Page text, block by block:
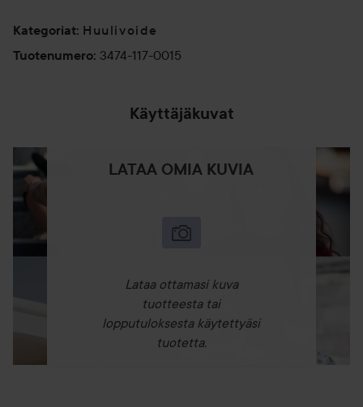
Kategoriat: Huulivoide
Tuotenumero: 3474-117-0015
Käyttäjäkuvat
LATAA OMIA KUVIA
Lataa ottamasi kuva
tuotteesta tai
lopputuloksesta käytettyäsi
tuotetta.